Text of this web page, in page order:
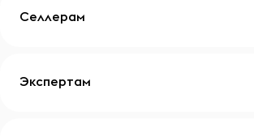
Селлерам
Экспертам